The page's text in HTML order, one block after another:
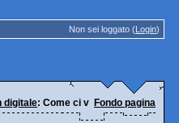
Non sei loggato (Login)
digitale: Come ci vede la nostra IA
Fondo pagina